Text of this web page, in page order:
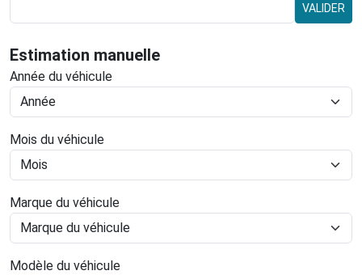
VALIDER
Estimation manuelle
Année du véhicule
Mois du véhicule
Marque du véhicule
Modèle du véhicule